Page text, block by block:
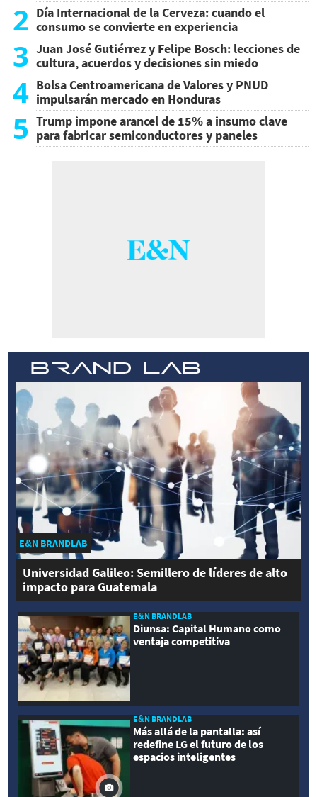
2 Día Internacional de la Cerveza: cuando el
consumo se convierte en experiencia
3 Juan José Gutiérrez y Felipe Bosch: lecciones de
cultura, acuerdos y decisiones sin miedo
4 Bolsa Centroamericana de Valores y PNUD
impulsarán mercado en Honduras
5 Trump impone arancel de 15% a insumo clave
para fabricar semiconductores y paneles
E&N BRANDLAB
Universidad Galileo: Semillero de líderes de alto
impacto para Guatemala
E&N BRANDLAB
Diunsa: Capital Humano como
ventaja competitiva
E&N BRANDLAB
Más allá de la pantalla: así
redefine LG el futuro de los
espacios inteligentes